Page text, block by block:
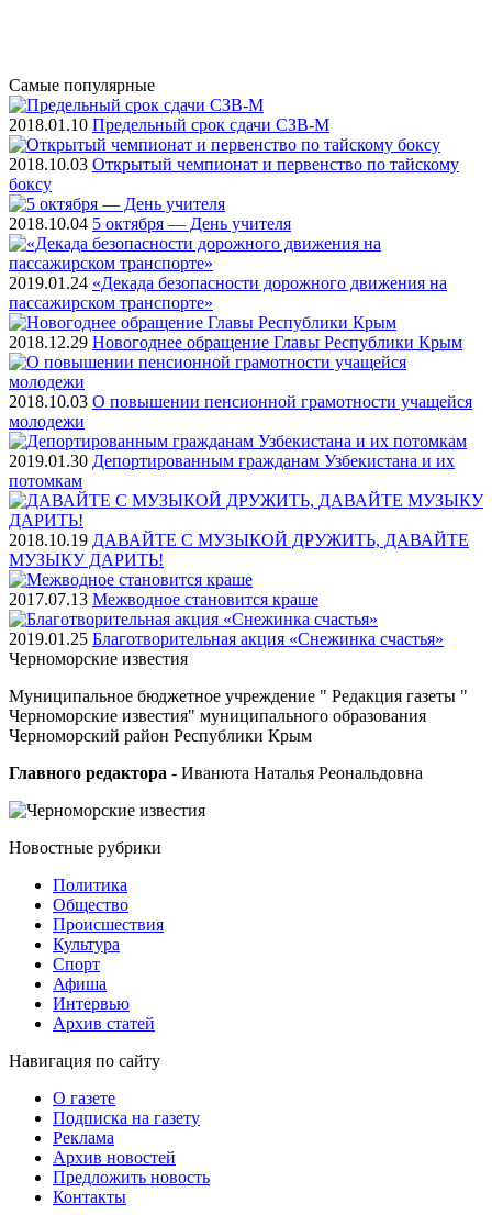
Самые популярные
2018.01.10 Предельный срок сдачи СЗВ-М
2018.10.03 Открытый чемпионат и первенство по тайскому
боксу
2018.10.04 5 октября — День учителя
2019.01.24 «Декада безопасности дорожного движения на
пассажирском транспорте»
2018.12.29 Новогоднее обращение Главы Республики Крым
2018.10.03 О повышении пенсионной грамотности учащейся
молодежи
2019.01.30 Депортированным гражданам Узбекистана и их
потомкам
2018.10.19 ДАВАЙТЕ С МУЗЫКОЙ ДРУЖИТЬ, ДАВАЙТЕ
МУЗЫКУ ДАРИТЬ!
2017.07.13 Межводное становится краше
2019.01.25 Благотворительная акция «Снежинка счастья»
Черноморские известия
Муниципальное бюджетное учреждение " Редакция газеты "
Черноморские известия" муниципального образования
Черноморский район Республики Крым
Главного редактора - Иванюта Наталья Реональдовна
Новостные рубрики
Политика
Общество
Проиcшествия
Культура
Спорт
Афиша
Интервью
Архив статей
Навигация по сайту
О газете
Подписка на газету
Реклама
Архив новостей
Предложить новость
Контакты